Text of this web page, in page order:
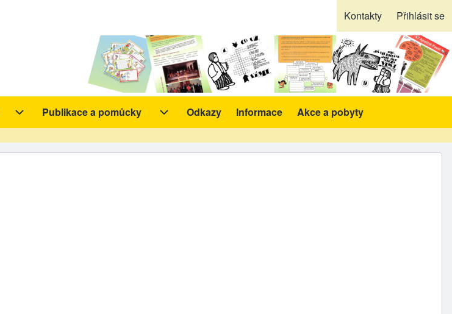
Kontakty Přihlásit se
Burza nápadů sub-navigation
Publikace a pomůcky
Publikace a pomůcky sub-navigation
Odkazy Informace Akce a pobyty